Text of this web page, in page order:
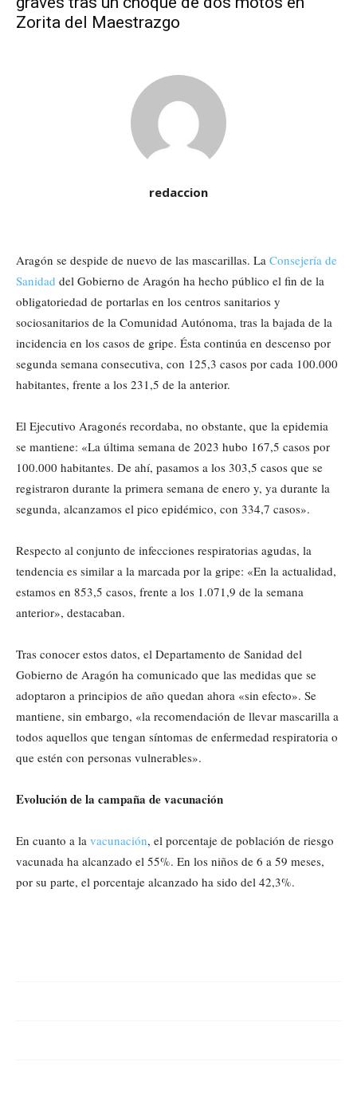
Zorita del Maestrazgo
redaccion
Aragón se despide de nuevo de las mascarillas. La Consejería de
Sanidad del Gobierno de Aragón ha hecho público el fin de la
obligatoriedad de portarlas en los centros sanitarios y
sociosanitarios de la Comunidad Autónoma, tras la bajada de la
incidencia en los casos de gripe. Ésta continúa en descenso por
segunda semana consecutiva, con 125,3 casos por cada 100.000
habitantes, frente a los 231,5 de la anterior.
El Ejecutivo Aragonés recordaba, no obstante, que la epidemia
se mantiene: «La última semana de 2023 hubo 167,5 casos por
100.000 habitantes. De ahí, pasamos a los 303,5 casos que se
registraron durante la primera semana de enero y, ya durante la
segunda, alcanzamos el pico epidémico, con 334,7 casos».
Respecto al conjunto de infecciones respiratorias agudas, la
tendencia es similar a la marcada por la gripe: «En la actualidad,
estamos en 853,5 casos, frente a los 1.071,9 de la semana
anterior», destacaban.
Tras conocer estos datos, el Departamento de Sanidad del
Gobierno de Aragón ha comunicado que las medidas que se
adoptaron a principios de año quedan ahora «sin efecto». Se
mantiene, sin embargo, «la recomendación de llevar mascarilla a
todos aquellos que tengan síntomas de enfermedad respiratoria o
que estén con personas vulnerables».
Evolución de la campaña de vacunación
En cuanto a la vacunación, el porcentaje de población de riesgo
vacunada ha alcanzado el 55%. En los niños de 6 a 59 meses,
por su parte, el porcentaje alcanzado ha sido del 42,3%.